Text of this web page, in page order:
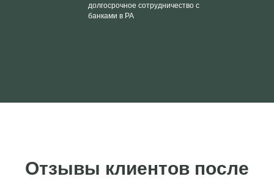
долгосрочное сотрудничество с
банками в РА
Отзывы клиентов после